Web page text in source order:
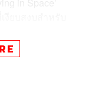
NOOK by Love